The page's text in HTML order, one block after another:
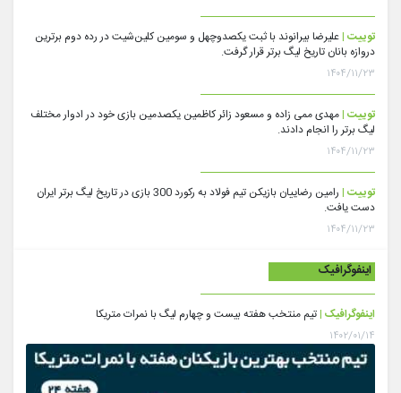
توییت |علیرضا بیرانوند با ثبت یکصدوچهل و سومین کلین‌شیت در رده دوم برترین
دروازه بانان تاریخ لیگ برتر قرار گرفت.
۱۴۰۴/۱۱/۲۳
توییت |مهدی ممی زاده و مسعود زائر کاظمین یکصدمین بازی خود در ادوار مختلف
لیگ برتر را انجام دادند.
۱۴۰۴/۱۱/۲۳
توییت |
رامین رضاییان بازیکن تیم فولاد به رکورد 300 بازی در تاریخ لیگ برتر ایران
دست یافت.
۱۴۰۴/۱۱/۲۳
اینفوگرافیک
اینفوگرافیک |تیم منتخب هفته بیست و چهارم لیگ با نمرات متریکا
۱۴۰۲/۰۱/۱۴